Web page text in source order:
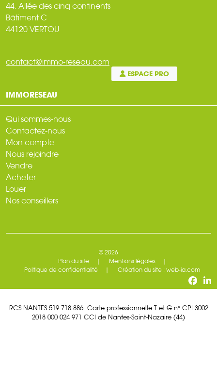
44, Allée des cinq continents
Bâtiment C
44120 VERTOU
contact@immo-reseau.com
ESPACE PRO
IMMORESEAU
Qui sommes-nous
Contactez-nous
Mon compte
Nous rejoindre
Vendre
Acheter
Louer
Nos conseillers
© 2026
Plan du site
Mentions légales
Politique de confidentialité
Création du site : web-ia.com
RCS NANTES 519 718 886. Carte professionnelle T et G n° CPI 3002
2018 000 024 971 CCI de Nantes-Saint-Nazaire (44)